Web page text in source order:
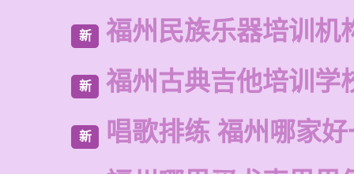
新 福州民族乐器培训机
新 福州古典吉他培训学
新 唱歌排练 福州哪家